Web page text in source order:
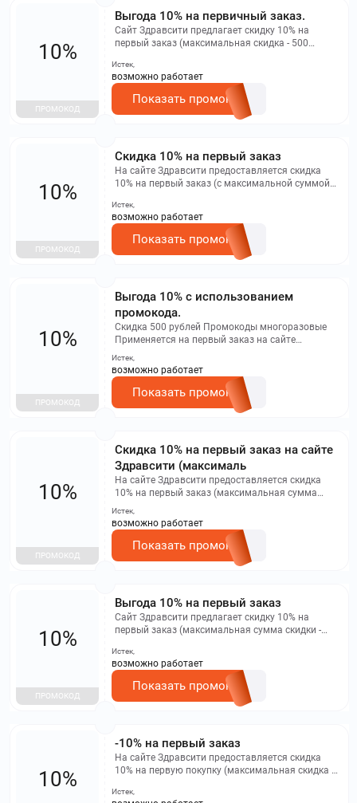
Выгода 10% на первичный заказ.
Сайт Здравсити предлагает скидку 10% на
первый заказ (максимальная скидка - 500
приложении и не распространяется на
бронирование заказов.
10%
ПРОМОКОД
Истек,
возможно работает
Показать промокод
Скидка 10% на первый заказ
На сайте Здравсити предоставляется скидка
10% на первый заказ (с максимальной суммой
мобильном приложении и на бронирование
заказов.
10%
ПРОМОКОД
Истек,
возможно работает
Показать промокод
Выгода 10% с использованием
промокода.
Скидка 500 рублей Промокоды многоразовые
Применяется на первый заказ на сайте
Здравсити Действует с 017.26 по 317.26
10%
ПРОМОКОД
Истек,
возможно работает
Показать промокод
Скидка 10% на первый заказ на сайте
Здравсити (максималь
На сайте Здравсити предоставляется скидка
10% на первый заказ (максимальная сумма
скидки - 500 рублей). Промокод не работает в
мобильном приложении и не распространяется
на заказы бронирования.
10%
ПРОМОКОД
Истек,
возможно работает
Показать промокод
Выгода 10% на первый заказ
Сайт Здравсити предлагает скидку 10% на
первый заказ (максимальная сумма скидки -
оформлении заказа через мобильное
приложение и на заказы бронирования.
10%
ПРОМОКОД
Истек,
возможно работает
Показать промокод
-10% на первый заказ
На сайте Здравсити предоставляется скидка
10% на первую покупку (максимальная скидка -
мобильном приложении и при бронировании
10%
Истек,